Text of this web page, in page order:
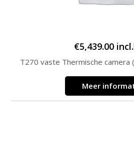
€5,439.00
T270 vaste Thermische camera
Meer